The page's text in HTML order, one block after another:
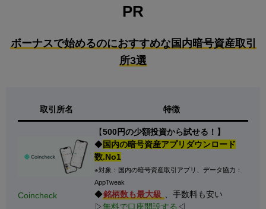
PR
ボーナスで始めるのにおすすめな国内暗号資産取引
所3選
取引所名 特徴
Coincheck
【500円の少額投資から試せる！】
◆国内の暗号資産アプリダウンロード
数.No1
※対象：国内の暗号資産取引アプリ、データ協力：
AppTweak
◆銘柄数も最大級 、手数料も安い
▷無料で口座開設する ◁